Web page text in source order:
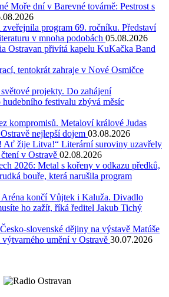
Moře dní v Barevné továrně: Pestrost s
program 69. ročníku. Představí
v mnoha podobách 05.08.2026
Ostravan přivítá kapelu KuKačka Band
tentokrát zahraje v Nové Osmičce
projekty. Do zahájení
hudebního festivalu zbývá měsíc
kompromisů. Metaloví králové Judas
nejlepší dojem 03.08.2026
Ať žije Litva!“ Literární suroviny uzavřely
v Ostravě 02.08.2026
2026: Metal s kořeny v odkazu předků,
bouře, která narušila program
končí Vůjtek i Kaluža. Divadlo
ho zažít, říká ředitel Jakub Tichý
slovenské dějiny na výstavě Matúše
umění v Ostravě 30.07.2026